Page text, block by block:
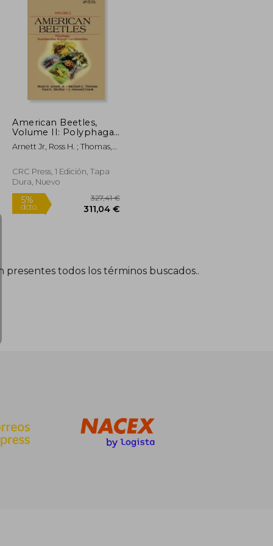
American Beetles,
Volume II: Polyphaga:
Scarabaeoidea
Through
Inglés)
Arnett Jr, Ross H. ; Thomas,
CRC Press, 1 Edición, Tapa
Dura, Nuevo
presentes todos los términos buscados..